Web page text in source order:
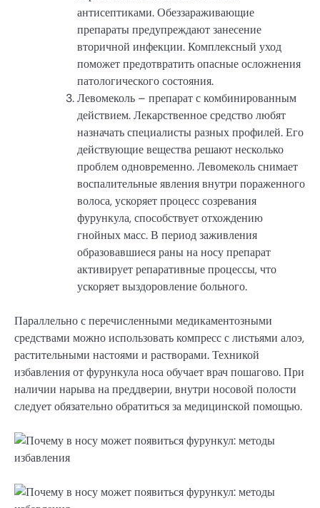
антисептиками. Обеззараживающие
препараты предупреждают занесение
вторичной инфекции. Комплексный уход
поможет предотвратить опасные осложнения
патологического состояния.
Левомеколь – препарат с комбинированным
действием. Лекарственное средство любят
назначать специалисты разных профилей. Его
действующие вещества решают несколько
проблем одновременно. Левомеколь снимает
воспалительные явления внутри пораженного
волоса, ускоряет процесс созревания
фурункула, способствует отхождению
гнойных масс. В период заживления
образовавшиеся раны на носу препарат
активирует репаративные процессы, что
ускоряет выздоровление больного.
Параллельно с перечисленными медикаментозными
средствами можно использовать компресс с листьями алоэ,
растительными настоями и растворами. Техникой
избавления от фурункула носа обучает врач пошагово. При
наличии нарыва на преддверии, внутри носовой полости
следует обязательно обратиться за медицинской помощью.